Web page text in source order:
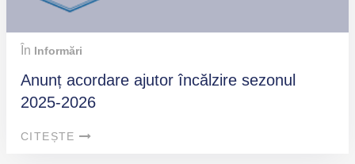
În Informări
Anunț acordare ajutor încălzire sezonul
2025-2026
CITEȘTE